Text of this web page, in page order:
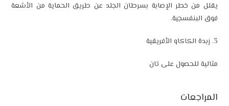
يقلل من خطر الإصابة بسرطان الجلد عن طريق الحماية من الأشعة
فوق البنفسجية.
3. زبدة الكاكاو الأفريقية
مثالية للحصول على تان
المراجعات